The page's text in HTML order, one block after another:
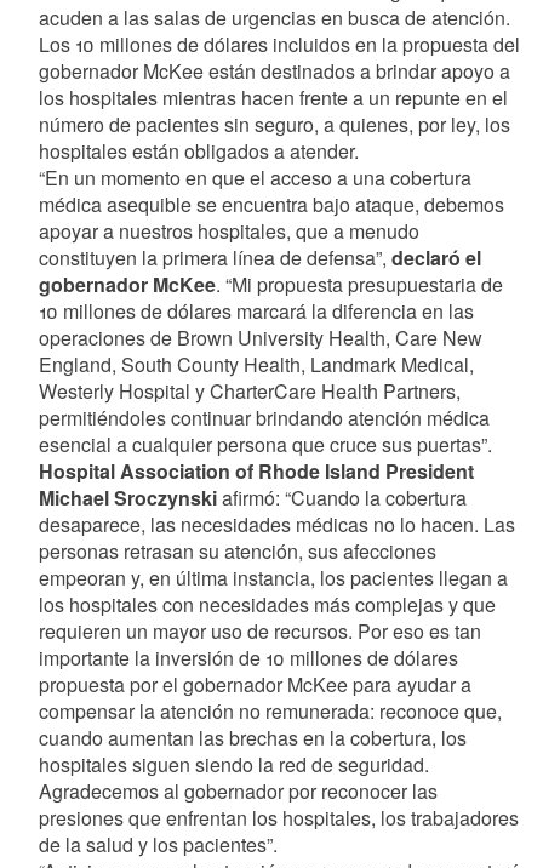
acuden a las salas de urgencias en busca de atención.
Los 10 millones de dólares incluidos en la propuesta del
gobernador McKee están destinados a brindar apoyo a
los hospitales mientras hacen frente a un repunte en el
número de pacientes sin seguro, a quienes, por ley, los
hospitales están obligados a atender.
“En un momento en que el acceso a una cobertura
médica asequible se encuentra bajo ataque, debemos
apoyar a nuestros hospitales, que a menudo
constituyen la primera línea de defensa”, declaró el
gobernador McKee. “Mi propuesta presupuestaria de
10 millones de dólares marcará la diferencia en las
operaciones de Brown University Health, Care New
England, South County Health, Landmark Medical,
Westerly Hospital y CharterCare Health Partners,
permitiéndoles continuar brindando atención médica
esencial a cualquier persona que cruce sus puertas”.
Hospital Association of Rhode Island President
Michael Sroczynskiafirmó: “Cuando la cobertura
desaparece, las necesidades médicas no lo hacen. Las
personas retrasan su atención, sus afecciones
empeoran y, en última instancia, los pacientes llegan a
los hospitales con necesidades más complejas y que
requieren un mayor uso de recursos. Por eso es tan
importante la inversión de 10 millones de dólares
propuesta por el gobernador McKee para ayudar a
compensar la atención no remunerada: reconoce que,
cuando aumentan las brechas en la cobertura, los
hospitales siguen siendo la red de seguridad.
Agradecemos al gobernador por reconocer las
presiones que enfrentan los hospitales, los trabajadores
de la salud y los pacientes”.